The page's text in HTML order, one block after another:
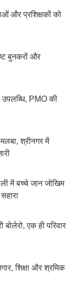
और प्रशिक्षकों को
बुनकरों और
उपलब्धि, PMO की
मलबा, श्रीनगर में
में बच्चे जान जोखिम
बोलेरो, एक ही परिवार
शिक्षा और श्रमिक